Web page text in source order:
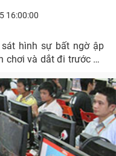
16:00:00
hình sự bất ngờ ập
chơi và dắt đi trước sự